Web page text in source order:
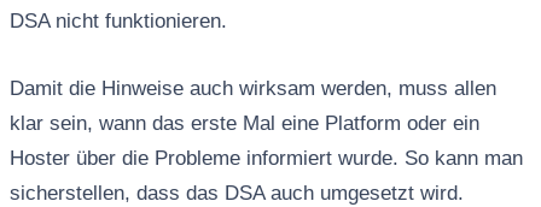
DSA nicht funktionieren.
Damit die Hinweise auch wirksam werden, muss allen
klar sein, wann das erste Mal eine Platform oder ein
Hoster über die Probleme informiert wurde. So kann man
sicherstellen, dass das DSA auch umgesetzt wird.